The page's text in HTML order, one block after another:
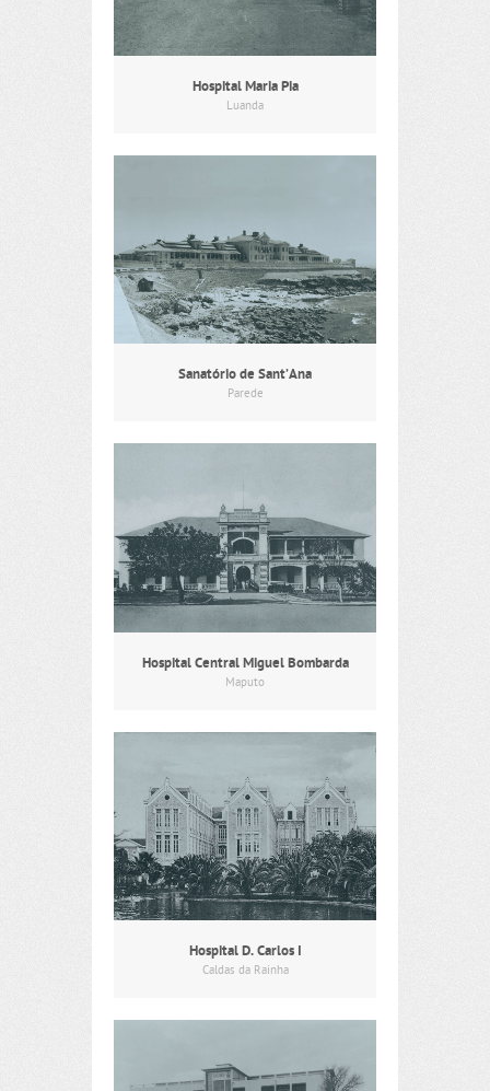
Hospital Maria Pia
Luanda
Sanatório de Sant’Ana
Parede
Hospital Central Miguel Bombarda
Maputo
Hospital D. Carlos I
Caldas da Rainha